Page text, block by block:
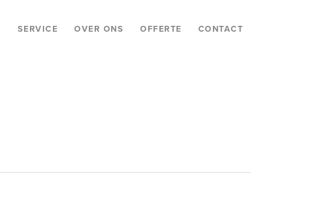
SERVICE OVER ONS OFFERTE CONTACT